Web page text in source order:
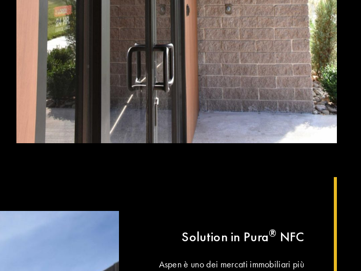
Solution in Pura® NFC
Aspen è uno dei mercati immobiliari più